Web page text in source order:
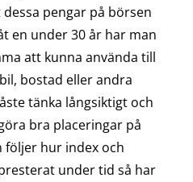
pengar på börsen
en under 30 år har man
att kunna använda till
bostad eller andra
tänka långsiktigt och
bra placeringar på
följer hur index och
under tid så har